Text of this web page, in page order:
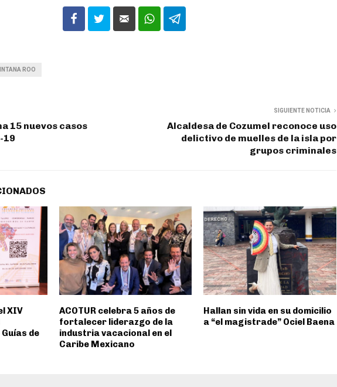
ROO
15 nuevos casos
19
SIGUIENTE NOTICIA
Alcaldesa de Cozumel reconoce uso
delictivo de muelles de la isla por
grupos criminales
XIV
de
ACOTUR celebra 5 años de
fortalecer liderazgo de la
industria vacacional en el
Caribe Mexicano
Hallan sin vida en su domicilio
a “el magistrade” Ociel Baena